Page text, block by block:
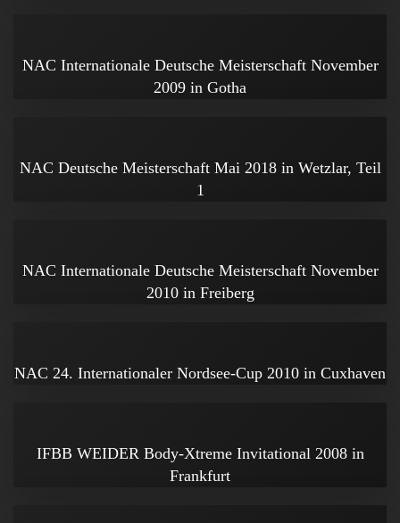
NAC Internationale Deutsche Meisterschaft November
2009 in Gotha
NAC Deutsche Meisterschaft Mai 2018 in Wetzlar, Teil
1
NAC Internationale Deutsche Meisterschaft November
2010 in Freiberg
NAC 24. Internationaler Nordsee-Cup 2010 in Cuxhaven
IFBB WEIDER Body-Xtreme Invitational 2008 in
Frankfurt